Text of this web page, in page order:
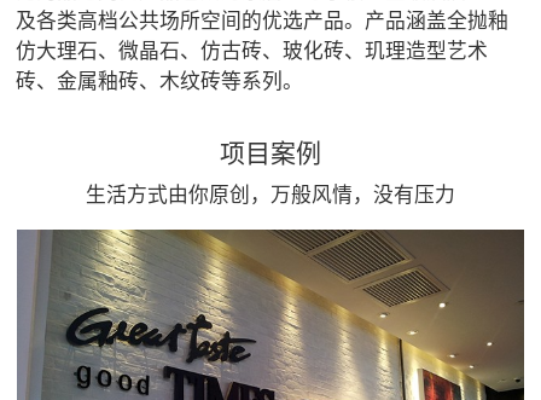
及各类高档公共场所空间的优选产品。产品涵盖全抛釉
仿大理石、微晶石、仿古砖、玻化砖、玑理造型艺术
砖、金属釉砖、木纹砖等系列。
项目案例
生活方式由你原创，万般风情，没有压力